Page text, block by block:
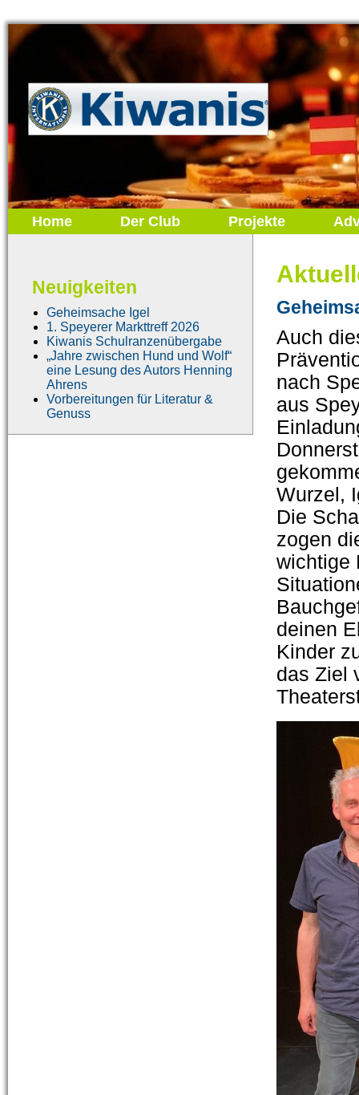
Home Der Club Projekte
Neuigkeiten
Geheimsache Igel
1. Speyerer Markttreff 2026
Kiwanis Schulranzenübergabe
„Jahre zwischen Hund und Wolf“
eine Lesung des Autors Henning
Ahrens
Vorbereitungen für Literatur &
Genuss
Auch
nach
aus
Wurzel,
Die
zogen
wichtige
deinen
Kinder
das Ziel